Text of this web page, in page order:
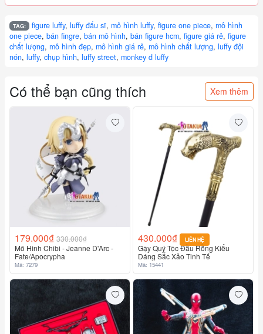
TAG: figure luffy,luffy đấu sĩ,mô hình luffy,figure one piece,mô hình
one piece, bán fingre, bán mô hình, bán figure hcm, figure giá rẻ, figure
chất lượng, mô hình đẹp, mô hình giá rẻ, mô hình chất lượng, luffy đội
nón, luffy, chụp hình, luffy street, monkey d luffy
Có thể bạn cũng thích Xem thêm
179.000₫ 330.000₫
Mô Hình Chibi - Jeanne D'Arc -
Fate/Apocrypha
Mã: 7279
430.000₫ LIÊN HỆ
Gậy Quý Tộc Đầu Rồng Kiểu
Dáng Sắc Xảo Tinh Tế
Mã: 15441